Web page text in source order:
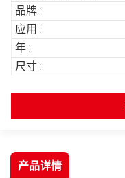
品牌 :
应用 :
年 :
尺寸 :
产品详情